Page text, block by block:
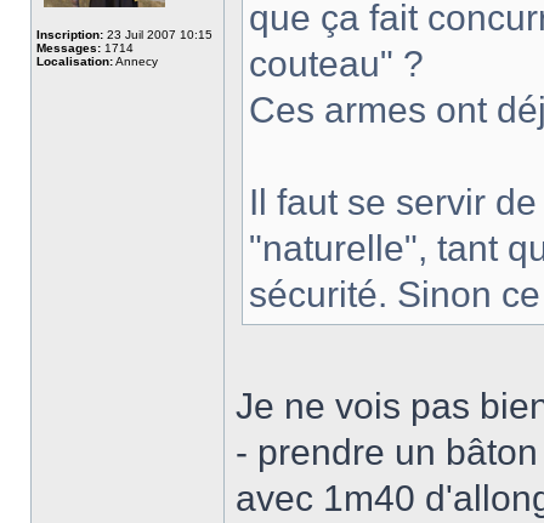
Inscription: 23 Juil 2007 10:15
Messages: 1714
Localisation:Annecy
que ça fait
couteau" ?
Ces armes ont
Il faut se servir
"naturelle", tant
sécurité. Sinon
Je ne vois pas
- prendre un
avec 1m40